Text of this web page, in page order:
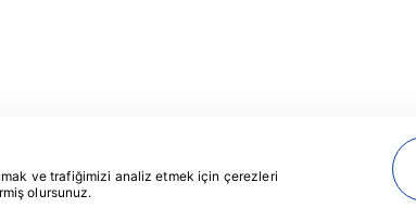
Acente Yönetim Sistemi
ve trafiğimizi analiz etmek için çerezleri
olursunuz.